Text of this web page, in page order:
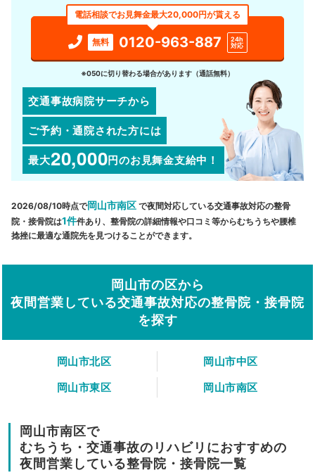
電話相談でお見舞金最大20,000円が貰える
無料 0120-963-887
24h
対応
※050に切り替わる場合があります（通話無料）
交通事故病院サーチから
ご予約・通院された方には
最大20,000円のお見舞金支給中！
2026/08/10時点で岡山市南区 で夜間対応している交通事故対応の整骨
院・接骨院は1件件あり、整骨院の詳細情報や口コミ等からむちうちや腰椎
捻挫に最適な通院先を見つけることができます。
岡山市の区から
夜間営業している交通事故対応の整骨院・接骨院
を探す
岡山市北区
岡山市中区
岡山市東区
岡山市南区
岡山市南区で
むちうち・交通事故のリハビリにおすすめの
夜間営業している整骨院・接骨院一覧